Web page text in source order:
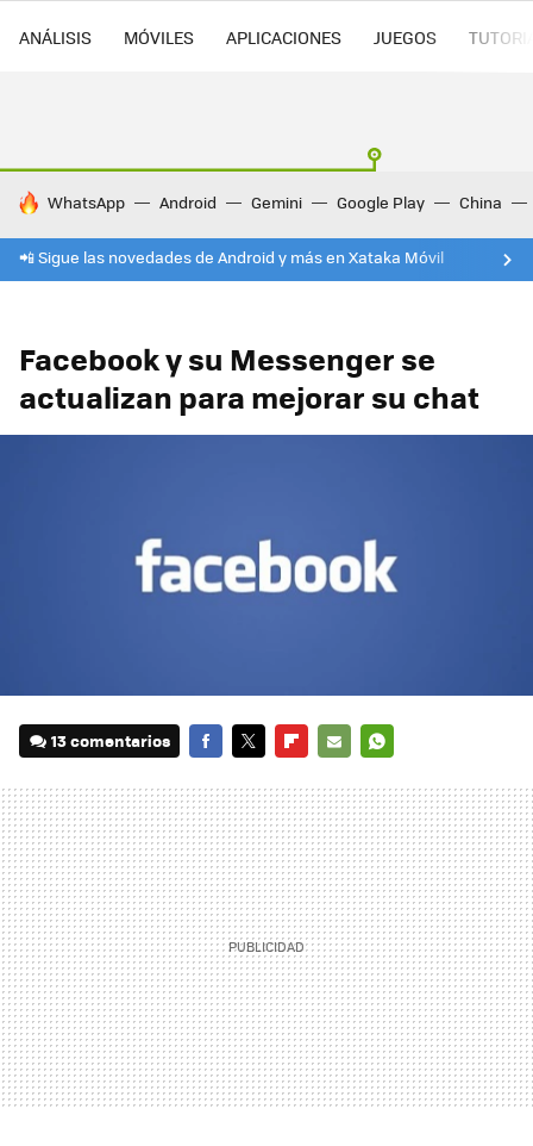
ANÁLISIS MÓVILES APLICACIONES JUEGOS
HOY SE HABLA DE
WhatsApp Android Gemini Google Play China
📲 Sigue las novedades de Android y más en Xataka Móvil
Facebook y su Messenger se
actualizan para mejorar su chat
13 comentarios
MAIL